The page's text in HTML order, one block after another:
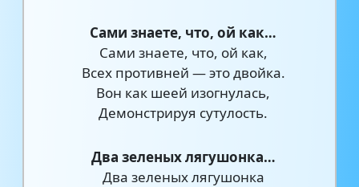
Сами знаете, что, ой как…
Сами знаете, что, ой как,
Всех противней — это двойка.
Вон как шеей изогнулась,
Демонстрируя сутулость.
Два зеленых лягушонка…
Два зеленых лягушонка